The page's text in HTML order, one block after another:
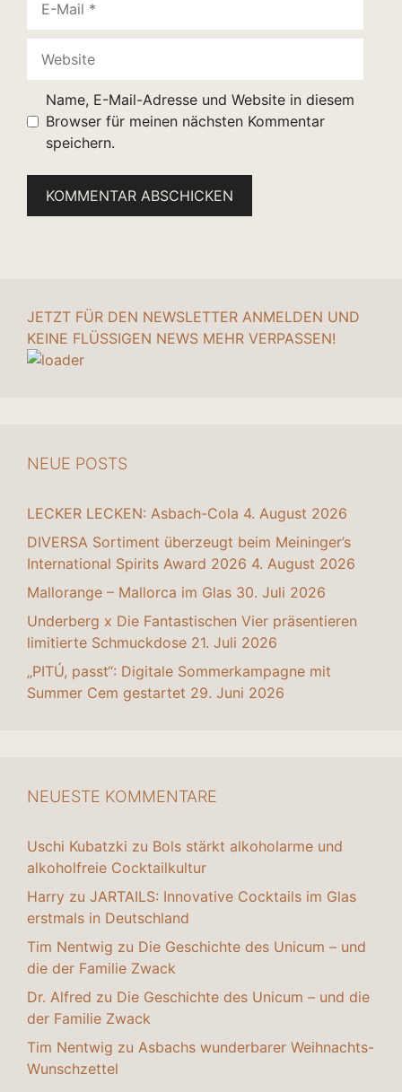
Mail
Name, E-Mail-Adresse und Website in diesem
Browser für meinen nächsten Kommentar
speichern.
JETZT FÜR DEN NEWSLETTER ANMELDEN UND
KEINE FLÜSSIGEN NEWS MEHR VERPASSEN!
NEUE POSTS
LECKER LECKEN: Asbach-Cola 4. August 2026
DIVERSA Sortiment überzeugt beim Meininger’s
International Spirits Award 2026 4. August 2026
Mallorange – Mallorca im Glas 30. Juli 2026
Underberg x Die Fantastischen Vier präsentieren
limitierte Schmuckdose 21. Juli 2026
„PITÚ, passt“: Digitale Sommerkampagne mit
Summer Cem gestartet 29. Juni 2026
NEUESTE KOMMENTARE
Uschi Kubatzki zu Bols stärkt alkoholarme und
alkoholfreie Cocktailkultur
Harry zu JARTAILS: Innovative Cocktails im Glas
erstmals in Deutschland
Tim Nentwig zu Die Geschichte des Unicum – und
die der Familie Zwack
Dr. Alfred zu Die Geschichte des Unicum – und die
der Familie Zwack
Tim Nentwig zu Asbachs wunderbarer Weihnachts-
Wunschzettel